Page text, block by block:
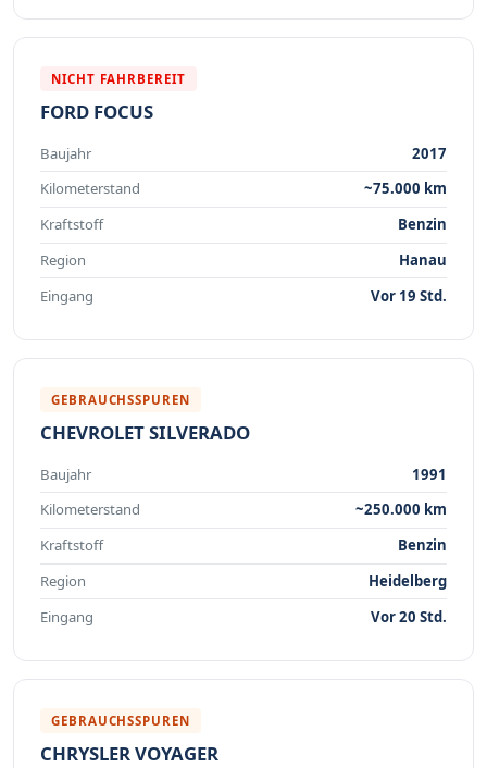
NICHT FAHRBEREIT
FORD FOCUS
Baujahr
2017
Kilometerstand
~75.000 km
Kraftstoff
Benzin
Region
Hanau
Eingang
Vor 19 Std.
GEBRAUCHSSPUREN
CHEVROLET SILVERADO
Baujahr
1991
Kilometerstand
~250.000 km
Kraftstoff
Benzin
Region
Heidelberg
Eingang
Vor 20 Std.
GEBRAUCHSSPUREN
CHRYSLER VOYAGER